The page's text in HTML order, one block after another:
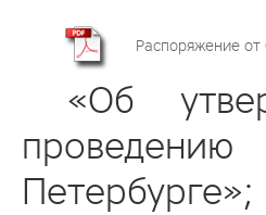
Распоряжение
«Об
проведению
Петербурге»;